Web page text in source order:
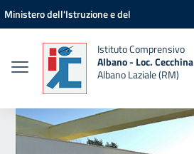
Vai ai contenuti
Vai al menu di navigazione
Vai al footer
Ministero dell'Istruzione e del
Istituto Comprensivo
Albano - Loc. Cecchina
Albano Laziale (RM)